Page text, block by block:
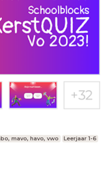
mavo, havo, vwo Leerjaar 1-6